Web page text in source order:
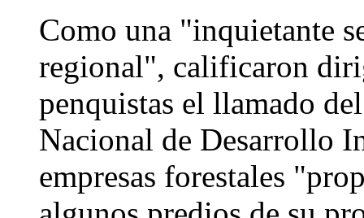
Como una "inquietante
regional", calificaron
penquistas el llamado
Nacional de Desarrollo
empresas forestales